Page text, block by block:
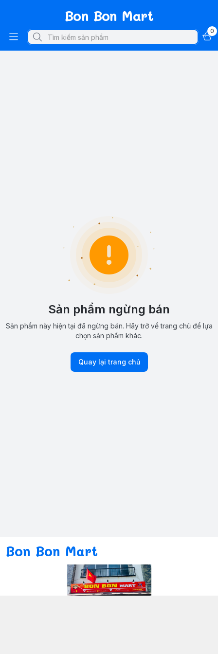
Bon Bon Mart
0
Sản phẩm ngừng bán
Sản phẩm này hiện tại đã ngừng bán. Hãy trở về trang chủ để lựa
chọn sản phẩm khác.
Quay lại trang chủ
Bon Bon Mart